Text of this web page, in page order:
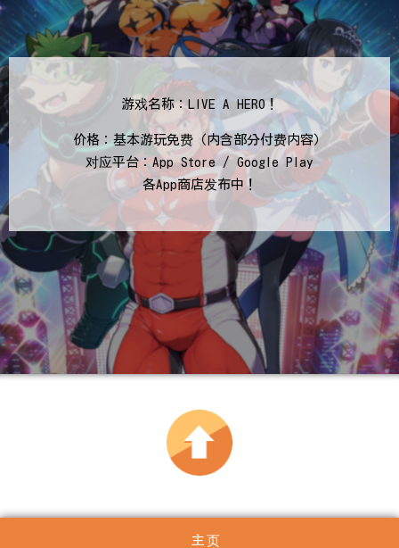
游戏名称：LIVE A HERO！
价格：基本游玩免费（内含部分付费内容）
对应平台：App Store / Google Play
各App商店发布中！
主页